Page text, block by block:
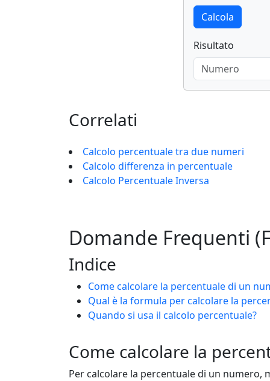
Calcola
Risultato
Correlati
Calcolo percentuale tra due numeri
Calcolo differenza in percentuale
Calcolo Percentuale Inversa
Domande Frequenti
Indice
Come calcolare la percentuale di un
Qual è la formula per calcolare la
Quando si usa il calcolo percentuale?
Come calcolare la
Per calcolare la percentuale di un numero,